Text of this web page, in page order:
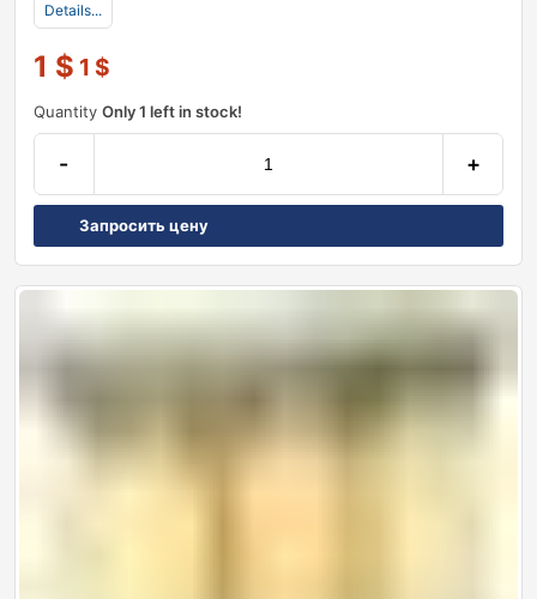
Details...
1 $ 1 $
Quantity Only 1 left in stock!
- +
Запросить цену